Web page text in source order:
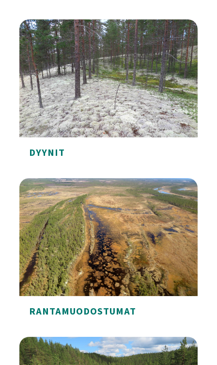
Taukopaikat Rokua Geoparkissa
DYYNIT
Dyynit
RANTAMUODOSTUMAT
Rantamuodostumat